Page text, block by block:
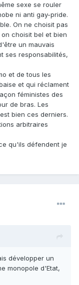
sexe se rouler
ni anti gay-pride.
On ne choisit pas
choisit bel et bien
un mauvais
ses responsabilités,
et de tous les
et qui réclament
féministes des
de bras. Les
bien ces derniers.
arbitraires
qu'ils défendent je
développer un
monopole d'Etat,